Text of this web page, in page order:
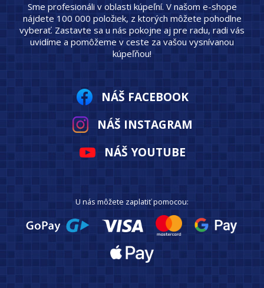
Sme profesionáli v oblasti kúpeľní. V našom e-shope
nájdete 100 000 položiek, z ktorých môžete pohodlne
vyberať. Zastavte sa u nás pokojne aj pre radu, radi vás
uvidíme a pomôžeme v ceste za vašou vysnívanou
kúpeľňou!
NÁŠ FACEBOOK
NÁŠ INSTAGRAM
NÁŠ YOUTUBE
U nás môžete zaplatiť pomocou: